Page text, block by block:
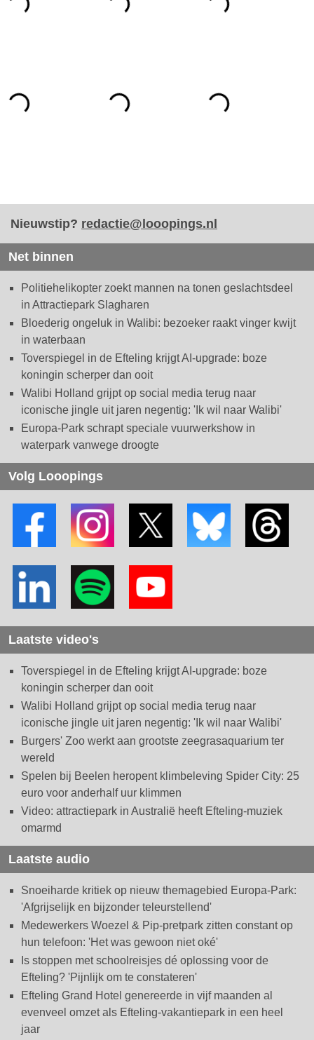
Nieuwstip? redactie@looopings.nl
Net binnen
Politiehelikopter zoekt mannen na tonen geslachtsdeel
in Attractiepark Slagharen
Bloederig ongeluk in Walibi: bezoeker raakt vinger kwijt
in waterbaan
Toverspiegel in de Efteling krijgt AI-upgrade: boze
koningin scherper dan ooit
Walibi Holland grijpt op social media terug naar
iconische jingle uit jaren negentig: 'Ik wil naar Walibi'
Europa-Park schrapt speciale vuurwerkshow in
waterpark vanwege droogte
Volg Looopings
Laatste video's
Toverspiegel in de Efteling krijgt AI-upgrade: boze
koningin scherper dan ooit
Walibi Holland grijpt op social media terug naar
iconische jingle uit jaren negentig: 'Ik wil naar Walibi'
Burgers' Zoo werkt aan grootste zeegrasaquarium ter
wereld
Spelen bij Beelen heropent klimbeleving Spider City: 25
euro voor anderhalf uur klimmen
Video: attractiepark in Australië heeft Efteling-muziek
omarmd
Laatste audio
Snoeiharde kritiek op nieuw themagebied Europa-Park:
'Afgrijselijk en bijzonder teleurstellend'
Medewerkers Woezel & Pip-pretpark zitten constant op
hun telefoon: 'Het was gewoon niet oké'
Is stoppen met schoolreisjes dé oplossing voor de
Efteling? 'Pijnlijk om te constateren'
Efteling Grand Hotel genereerde in vijf maanden al
evenveel omzet als Efteling-vakantiepark in een heel
jaar